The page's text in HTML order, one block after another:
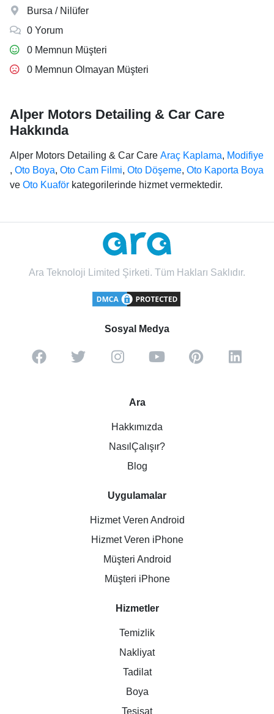
Bursa / Nilüfer
0 Yorum
0 Memnun Müşteri
0 Memnun Olmayan Müşteri
Alper Motors Detailing & Car Care
Hakkında
Alper Motors Detailing & Car Care Araç Kaplama, Modifiye
, Oto Boya, Oto Cam Filmi, Oto Döşeme, Oto Kaporta Boya
ve Oto Kuaför kategorilerinde hizmet vermektedir.
Ara Teknoloji Limited Şirketi. Tüm Hakları Saklıdır.
Sosyal Medya
Ara
Hakkımızda
NasılÇalışır?
Blog
Uygulamalar
Hizmet Veren Android
Hizmet Veren iPhone
Müşteri Android
Müşteri iPhone
Hizmetler
Temizlik
Nakliyat
Tadilat
Boya
Tesisat